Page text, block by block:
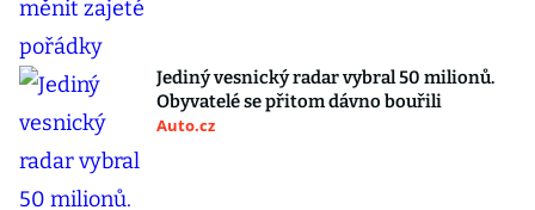
Jediný vesnický radar vybral 50 milionů.
Obyvatelé se přitom dávno bouřili
Auto.cz